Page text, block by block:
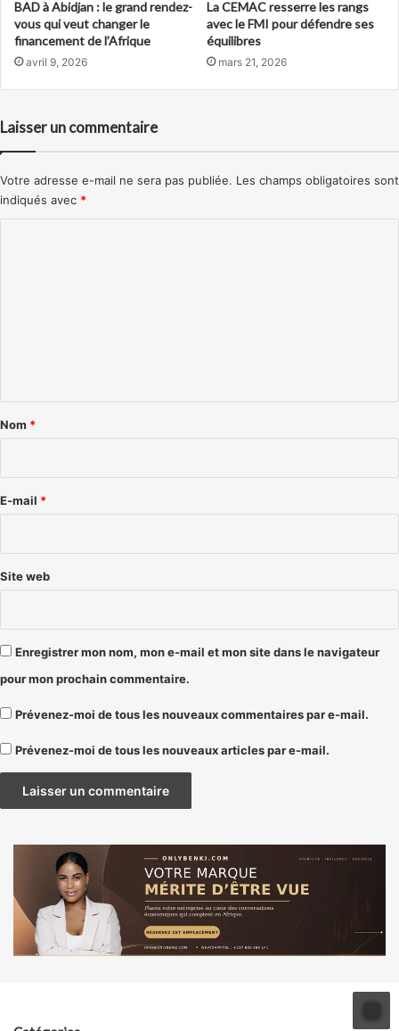
BAD à Abidjan : le grand rendez-
vous qui veut changer le
financement de l’Afrique
avril 9, 2026
La CEMAC resserre les rangs
avec le FMI pour défendre ses
équilibres
mars 21, 2026
Laisser un commentaire
Votre adresse e-mail ne sera pas publiée. Les champs obligatoires sont
indiqués avec *
a
e
Nom *
E-mail *
Site web
Enregistrer mon nom, mon e-mail et mon site dans le navigateur
pour mon prochain commentaire.
Prévenez-moi de tous les nouveaux commentaires par e-mail.
Prévenez-moi de tous les nouveaux articles par e-mail.